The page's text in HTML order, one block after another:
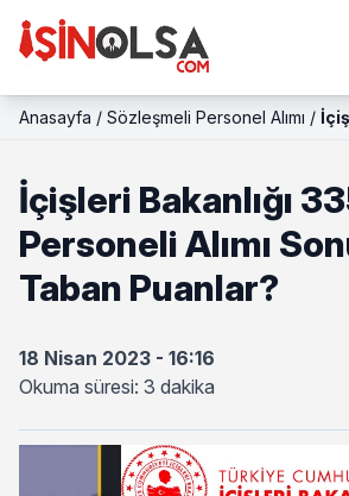
Anasayfa / Sözleşmeli Personel Alımı /
İçişleri Bakanlığı
Personeli Alımı
Taban Puanlar?
18 Nisan 2023 - 16:16
Okuma süresi: 3 dakika